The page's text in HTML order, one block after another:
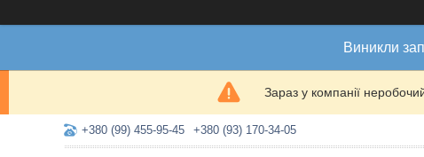
Виникли
Зараз у компанії
+380 (99) 455-95-45 +380 (93) 170-34-05